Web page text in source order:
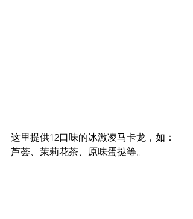
这里提供12口味的冰激凌马卡龙，如：
芦荟、茉莉花茶、原味蛋挞等。